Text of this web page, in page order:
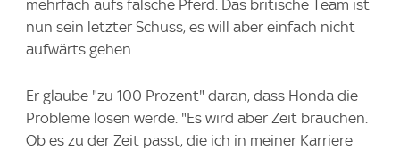
mehrfach aufs falsche Pferd. Das britische Team ist
nun sein letzter Schuss, es will aber einfach nicht
aufwärts gehen.
Er glaube "zu 100 Prozent" daran, dass Honda die
Probleme lösen werde. "Es wird aber Zeit brauchen.
Ob es zu der Zeit passt, die ich in meiner Karriere